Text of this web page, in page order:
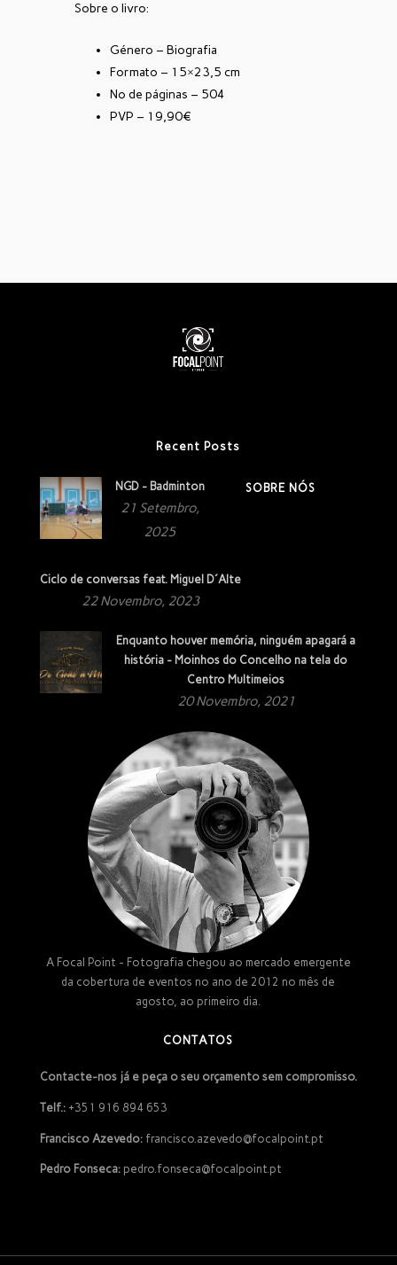
Sobre o livro:
Género – Biografia
Formato – 15×23,5 cm
Nº de páginas – 504
PVP – 19,90€
Recent Posts
NGD - Badminton
21 Setembro,
2025
Ciclo de conversas feat. Miguel D´Alte
22 Novembro, 2023
Enquanto houver memória, ninguém apagará a
história - Moinhos do Concelho na tela do
Centro Multimeios
20 Novembro, 2021
SOBRE NÓS
A Focal Point - Fotografia chegou ao mercado emergente
da cobertura de eventos no ano de 2012 no mês de
agosto, ao primeiro dia.
CONTATOS
Contacte-nos já e peça o seu orçamento sem compromisso.
Telf.:+351 916 894 653
Francisco Azevedo:francisco.azevedo@focalpoint.pt
Pedro Fonseca:pedro.fonseca@focalpoint.pt